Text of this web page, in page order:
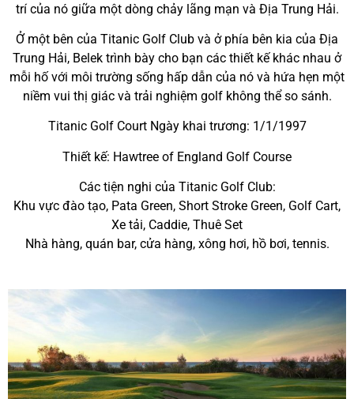
trí của nó giữa một dòng chảy lãng mạn và Địa Trung Hải.
Ở một bên của Titanic Golf Club và ở phía bên kia của Địa
Trung Hải, Belek trình bày cho bạn các thiết kế khác nhau ở
mỗi hố với môi trường sống hấp dẫn của nó và hứa hẹn một
niềm vui thị giác và trải nghiệm golf không thể so sánh.
Titanic Golf Court Ngày khai trương: 1/1/1997
Thiết kế: Hawtree of England Golf Course
Các tiện nghi của Titanic Golf Club:
Khu vực đào tạo, Pata Green, Short Stroke Green, Golf Cart,
Xe tải, Caddie, Thuê Set
Nhà hàng, quán bar, cửa hàng, xông hơi, hồ bơi, tennis.